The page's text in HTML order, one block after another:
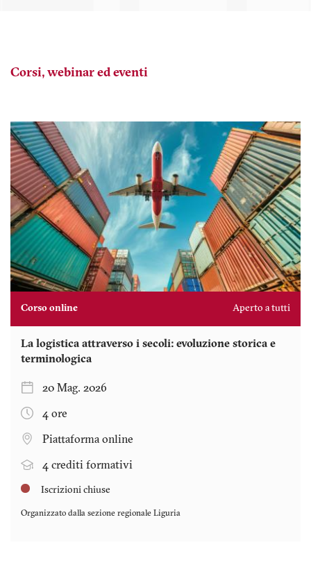
Corsi, webinar ed eventi
Corso online Aperto a tutti
La logistica attraverso i secoli: evoluzione storica e
terminologica
20 Mag. 2026
4 ore
Piattaforma online
4 crediti formativi
Iscrizioni chiuse
Organizzato dalla sezione regionale Liguria